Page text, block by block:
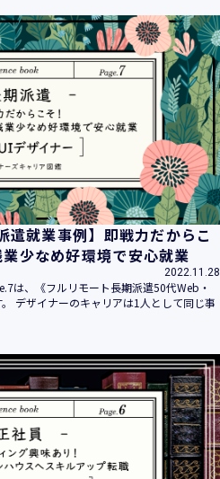
土日休日を除く9:00～18:00）
社」といいます。）が取得する
係る以下の情報をいいます。
スワード、ニックネーム、IPア
人を識別できる情報
でき、それにより特定の個人を
なるものを含みます。）
ビス（以下総称して「当社サー
て、お客様が、当社でご利用に
遣就業事例】即戦力だからこ
少なめ好環境で安心就業
2022.11.28
は、《フルリモート長期派遣50代Web・
デザイナーのキャリアは1人として同じ事